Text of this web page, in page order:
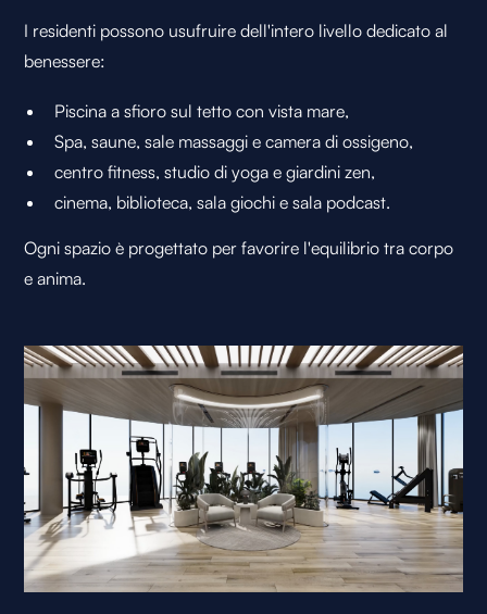
I residenti possono usufruire dell'intero livello dedicato al
benessere:
Piscina a sfioro sul tetto con vista mare,
Spa, saune, sale massaggi e camera di ossigeno,
centro fitness, studio di yoga e giardini zen,
cinema, biblioteca, sala giochi e sala podcast.
Ogni spazio è progettato per favorire l'equilibrio tra corpo
e anima.